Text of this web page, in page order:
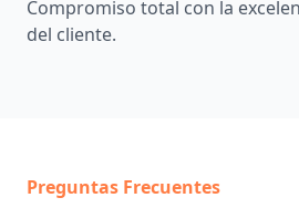
Compromiso total con la
del cliente.
Preguntas Frecuentes